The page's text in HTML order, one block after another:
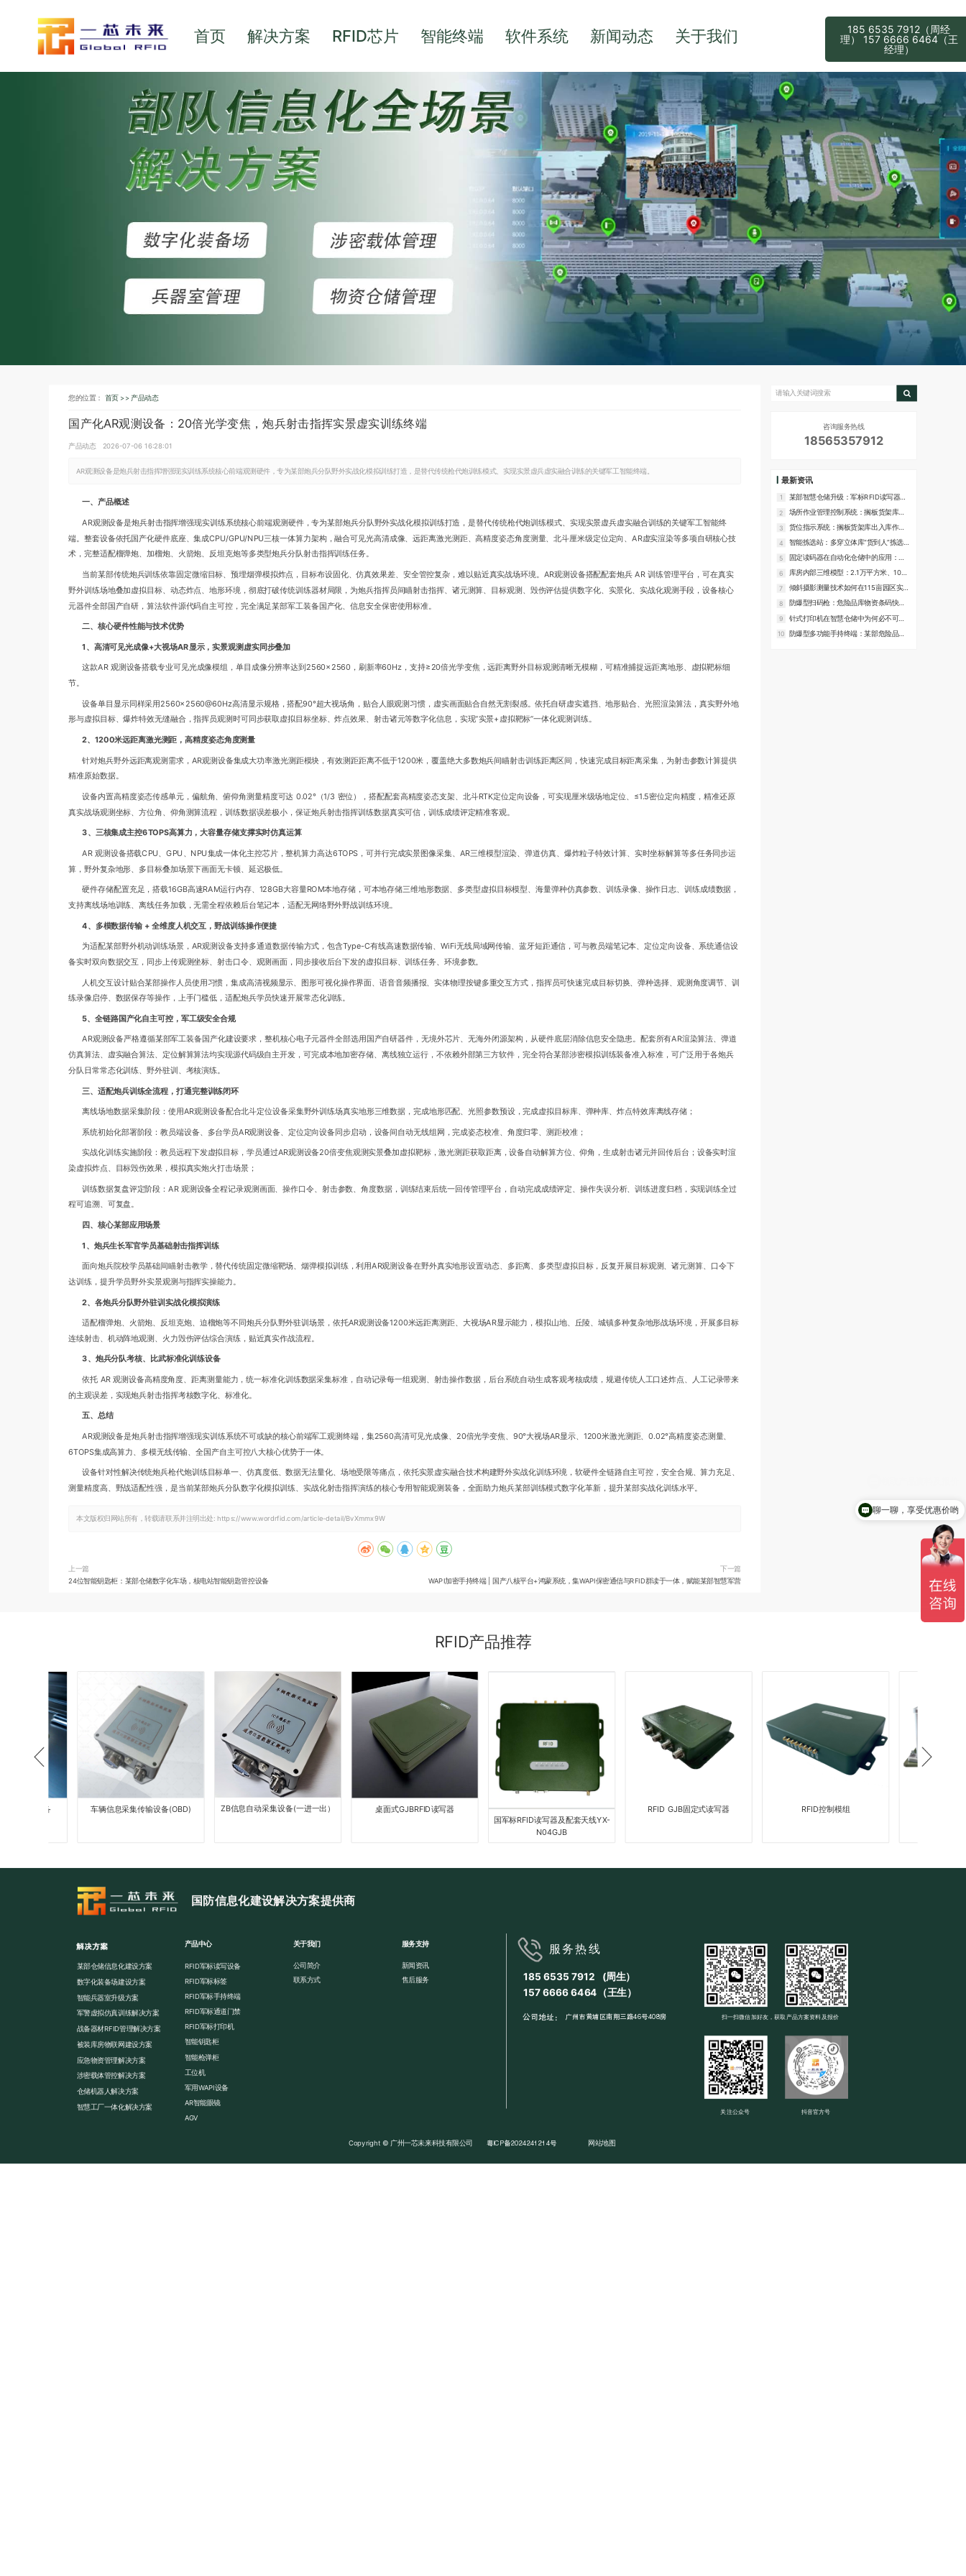
185 6535 7912（周经
理） 157 6666 6464（王
经理）
首页 解决方案 RFID芯片 智能终端 软件系统 新闻动态 关于我们
您的位置： 首页 >> 产品动态
国产化AR观测设备：20倍光学变焦，炮兵射击指挥实景虚实训练终端
产品动态 2026-07-06 16:28:01
AR观测设备是炮兵射击指挥增强现实训练系统核心前端观测硬件，专为某部炮兵分队野外实战化模拟训练打造，是替代传统枪代炮训练模式、实现实景虚兵虚实融合训练的关键军工智能终端。
一、产品概述
AR观测设备是炮兵射击指挥增强现实训练系统核心前端观测硬件，专为某部炮兵分队野外实战化模拟训练打造，是替代传统枪代炮训练模式、实现实景虚兵虚实融合训练的关键军工智能终
端。整套设备依托国产化硬件底座、集成CPU/GPU/NPU三核一体算力架构，融合可见光高清成像、远距离激光测距、高精度姿态角度测量、北斗厘米级定位定向、AR虚实渲染等多项自研核心技
术，完整适配榴弹炮、加榴炮、火箭炮、反坦克炮等多类型炮兵分队射击指挥训练任务。
当前某部传统炮兵训练依靠固定微缩目标、预埋烟弹模拟炸点，目标布设固化、仿真效果差、安全管控复杂，难以贴近真实战场环境。AR观测设备搭配配套炮兵 AR 训练管理平台，可在真实
野外训练场地叠加虚拟目标、动态炸点、地形环境，彻底打破传统训练器材局限，为炮兵指挥员间瞄射击指挥、诸元测算、目标观测、毁伤评估提供数字化、实景化、实战化观测手段，设备核心
元器件全部国产自研，算法软件源代码自主可控，完全满足某部军工装备国产化、信息安全保密使用标准。
二、核心硬件性能与技术优势
1、高清可见光成像+大视场AR显示，实景观测虚实同步叠加
这款AR 观测设备搭载专业可见光成像模组，单目成像分辨率达到2560×2560，刷新率60Hz，支持≥20倍光学变焦，远距离野外目标观测清晰无模糊，可精准捕捉远距离地形、虚拟靶标细
节。
设备单目显示同样采用2560×2560@60Hz高清显示规格，搭配90°超大视场角，贴合人眼观测习惯，虚实画面贴合自然无割裂感。依托自研虚实遮挡、地形贴合、光照渲染算法，真实野外地
形与虚拟目标、爆炸特效无缝融合，指挥员观测时可同步获取虚拟目标坐标、炸点效果、射击诸元等数字化信息，实现“实景+虚拟靶标”一体化观测训练。
2、1200米远距离激光测距，高精度姿态角度测量
针对炮兵野外远距离观测需求，AR观测设备集成大功率激光测距模块，有效测距距离不低于1200米，覆盖绝大多数炮兵间瞄射击训练距离区间，快速完成目标距离采集，为射击参数计算提供
精准原始数据。
设备内置高精度姿态传感单元，偏航角、俯仰角测量精度可达 0.02°（1/3 密位），搭配配套高精度姿态支架、北斗RTK定位定向设备，可实现厘米级场地定位、≤1.5密位定向精度，精准还原
真实战场观测坐标、方位角、仰角测算流程，训练数据误差极小，保证炮兵射击指挥训练数据真实可信，训练成绩评定精准客观。
3、三核集成主控6TOPS高算力，大容量存储支撑实时仿真运算
AR 观测设备搭载CPU、GPU、NPU集成一体化主控芯片，整机算力高达6TOPS，可并行完成实景图像采集、AR三维模型渲染、弹道仿真、爆炸粒子特效计算、实时坐标解算等多任务同步运
算，野外复杂地形、多目标叠加场景下画面无卡顿、延迟极低。
硬件存储配置充足，搭载16GB高速RAM运行内存、128GB大容量ROM本地存储，可本地存储三维地形数据、多类型虚拟目标模型、海量弹种仿真参数、训练录像、操作日志、训练成绩数据，
支持离线场地训练、离线任务加载，无需全程依赖后台笔记本，适配无网络野外野战训练环境。
4、多模数据传输 + 全维度人机交互，野战训练操作便捷
为适配某部野外机动训练场景，AR观测设备支持多通道数据传输方式，包含Type-C有线高速数据传输、WiFi无线局域网传输、蓝牙短距通信，可与教员端笔记本、定位定向设备、系统通信设
备实时双向数据交互，同步上传观测坐标、射击口令、观测画面，同步接收后台下发的虚拟目标、训练任务、环境参数。
人机交互设计贴合某部操作人员使用习惯，集成高清视频显示、图形可视化操作界面、语音音频播报、实体物理按键多重交互方式，指挥员可快速完成目标切换、弹种选择、观测角度调节、训
练录像启停、数据保存等操作，上手门槛低，适配炮兵学员快速开展常态化训练。
5、全链路国产化自主可控，军工级安全合规
AR观测设备严格遵循某部军工装备国产化建设要求，整机核心电子元器件全部选用国产自研器件，无境外芯片、无海外闭源架构，从硬件底层消除信息安全隐患。配套所有AR渲染算法、弹道
仿真算法、虚实融合算法、定位解算算法均实现源代码级自主开发，可完成本地加密存储、离线独立运行，不依赖外部第三方软件，完全符合某部涉密模拟训练装备准入标准，可广泛用于各炮兵
分队日常常态化训练、野外驻训、考核演练。
三、适配炮兵训练全流程，打通完整训练闭环
离线场地数据采集阶段：使用AR观测设备配合北斗定位设备采集野外训练场真实地形三维数据，完成地形匹配、光照参数预设，完成虚拟目标库、弹种库、炸点特效库离线存储；
系统初始化部署阶段：教员端设备、多台学员AR观测设备、定位定向设备同步启动，设备间自动无线组网，完成姿态校准、角度归零、测距校准；
实战化训练实施阶段：教员远程下发虚拟目标，学员通过AR观测设备20倍变焦观测实景叠加虚拟靶标，激光测距获取距离，设备自动解算方位、仰角，生成射击诸元并回传后台；设备实时渲
染虚拟炸点、目标毁伤效果，模拟真实炮火打击场景；
训练数据复盘评定阶段：AR 观测设备全程记录观测画面、操作口令、射击参数、角度数据，训练结束后统一回传管理平台，自动完成成绩评定、操作失误分析、训练进度归档，实现训练全过
程可追溯、可复盘。
四、核心某部应用场景
1、炮兵生长军官学员基础射击指挥训练
面向炮兵院校学员基础间瞄射击教学，替代传统固定微缩靶场、烟弹模拟训练，利用AR观测设备在野外真实地形设置动态、多距离、多类型虚拟目标，反复开展目标观测、诸元测算、口令下
达训练，提升学员野外实景观测与指挥实操能力。
2、各炮兵分队野外驻训实战化模拟演练
适配榴弹炮、火箭炮、反坦克炮、迫榴炮等不同炮兵分队野外驻训场景，依托AR观测设备1200米远距离测距、大视场AR显示能力，模拟山地、丘陵、城镇多种复杂地形战场环境，开展多目标
连续射击、机动阵地观测、火力毁伤评估综合演练，贴近真实作战流程。
3、炮兵分队考核、比武标准化训练设备
依托 AR 观测设备高精度角度、距离测量能力，统一标准化训练数据采集标准，自动记录每一组观测、射击操作数据，后台系统自动生成客观考核成绩，规避传统人工口述炸点、人工记录带来
的主观误差，实现炮兵射击指挥考核数字化、标准化。
五、总结
AR观测设备是炮兵射击指挥增强现实训练系统不可或缺的核心前端军工观测终端，集2560高清可见光成像、20倍光学变焦、90°大视场AR显示、1200米激光测距、0.02°高精度姿态测量、
6TOPS集成高算力、多模无线传输、全国产自主可控八大核心优势于一体。
设备针对性解决传统炮兵枪代炮训练目标单一、仿真度低、数据无法量化、场地受限等痛点，依托实景虚实融合技术构建野外实战化训练环境，软硬件全链路自主可控，安全合规、算力充足、
测量精度高、野战适配性强，是当前某部炮兵分队数字化模拟训练、实战化射击指挥演练的核心专用智能观测装备，全面助力炮兵某部训练模式数字化革新，提升某部实战化训练水平。
本文版权归网站所有，转载请联系并注明出处:https://www.wordrfid.com/article-detail/BvXmmx9W
上一篇
24位智能钥匙柜：某部仓储数字化车场，核电站智能钥匙管控设备
下一篇
WAPI加密手持终端 | 国产八核平台+鸿蒙系统，集WAPI保密通信与RFID群读于一体，赋能某部智慧军营
咨询服务热线
18565357912
最新资讯
1 某部智慧仓储升级：军标RFID读写器落
地应用方案与厂家推荐
2
场所作业管理控制系统：搁板货架库的
轻量化管理平台
3
货位指示系统：搁板货架库出入库作业
的灯光指引方案
4
智能拣选站：多穿立体库“货到人”拣选作
业的核心设备
5
固定读码器在自动化仓储中的应用：料
箱与托盘的自动识读方案
6
库房内部三维模型：2.1万平方米、10个
重点库房的数字化还原方案
7
倾斜摄影测量技术如何在115亩园区实现
高精度三维建模？
8 防爆型扫码枪：危险品库物资条码快速
识读的专用设备
9
针式打印机在智慧仓储中为何必不可
少？24针、1+6复写能力解析
10 防爆型多功能手持终端：某部危险品库
RFID产品推荐
车辆信息采集传输设备(OBD) ZB信息自动采集设备(一进一出）
桌面式GJBRFID读写器
国军标RFID读写器及配套天线YX-
N04GJB
RFID GJB固定式读写器 RFID控制模组
国防信息化建设解决方案提供商
解决方案
某部仓储信息化建设方案
数字化装备场建设方案
智能兵器室升级方案
军警虚拟仿真训练解决方案
战备器材RFID管理解决方案
被装库房物联网建设方案
应急物资管理解决方案
涉密载体管控解决方案
仓储机器人解决方案
智慧工厂一体化解决方案
产品中心
RFID军标读写设备
RFID军标标签
RFID军标手持终端
RFID军标通道门禁
RFID军标打印机
智能钥匙柜
智能枪弹柜
工位机
军用WAPI设备
AR智能眼镜
AGV
关于我们
公司简介
联系方式
服务支持
新闻资讯
售后服务
服务热线
185 6535 7912 (周生）
157 6666 6464（王生）
公司地址： 广州市黄埔区南翔三路46号408房
关注公众号 抖音官方号
扫一扫微信加好友，获取产品方案资料及报价
Copyright © 广州一芯未来科技有限公司 粤ICP备2024241214号 网站地图
聊一聊，享受优惠价哟